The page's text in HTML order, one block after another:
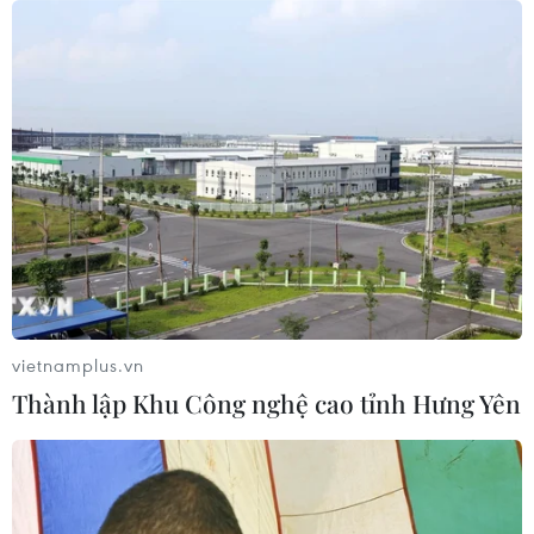
05/08/2026 09:22
05/08/2026 07:38
Đồng Nai phát hiện 7 cơ sở nuôi lợn
"vỗ béo" sử dụng chất cấm
05/08/2026 04:59
Triệt phá thành công hệ
thống Lương Sơn TV đánh bạc lên tới
1.500 tỷ đồng/tháng
05/08/2026 04:57
vietnamplus.vn
Thành lập Khu Công nghệ cao tỉnh Hưng Yên